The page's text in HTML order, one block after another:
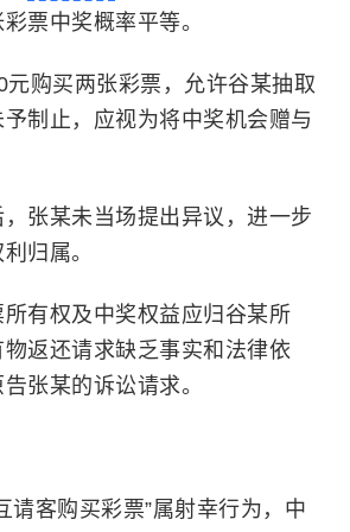
票中奖概率平等。
购买两张彩票，允许谷某抽取
制止，应视为将中奖机会赠与
某未当场提出异议，进一步
归属。
权及中奖权益应归谷某所
返还请求缺乏事实和法律依
张某的诉讼请求。
客购买彩票”属射幸行为，中